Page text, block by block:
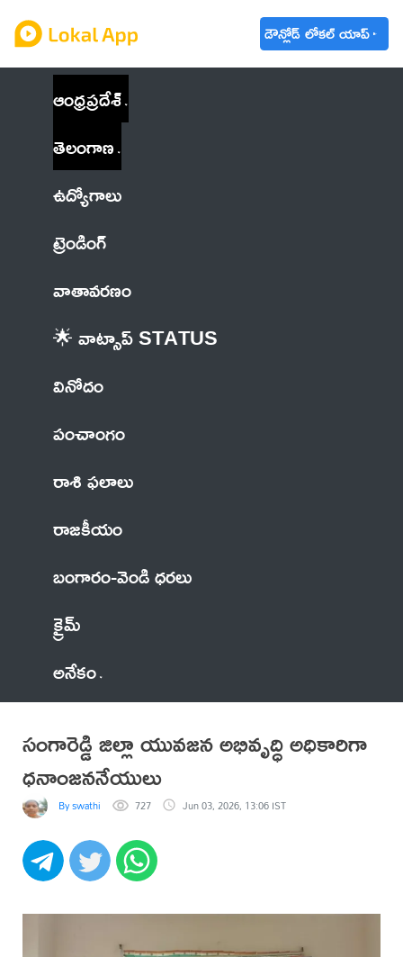
డౌన్లోడ్ లోకల్ యాప్
ఆంధ్రప్రదేశ్
తెలంగాణ
ఉద్యోగాలు
ట్రెండింగ్
వాతావరణం
🌟 వాట్సాప్ STATUS
వినోదం
పంచాంగం
రాశి ఫలాలు
రాజకీయం
బంగారం-వెండి ధరలు
క్రైమ్
అనేకం
సంగారెడ్డి జిల్లా యువజన అభివృద్ధి అధికారిగా
ధనాంజననేయులు
By swathi 727 Jun 03, 2026, 13:06 IST